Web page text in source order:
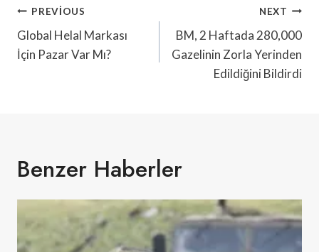
Yazı
Gezinmesi
PREVIOUS
Global Helal Markası
İçin Pazar Var Mı?
NEXT
BM, 2 Haftada 280,000
Gazelinin Zorla Yerinden
Edildiğini Bildirdi
Benzer Haberler